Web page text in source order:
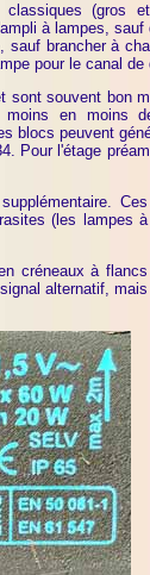
(gros
à lampes,
brancher à
pour le canal de
souvent bon
en moins
blocs peuvent
Pour l'étage
Ces
(les lampes à
créneaux à flancs
alternatif, mais